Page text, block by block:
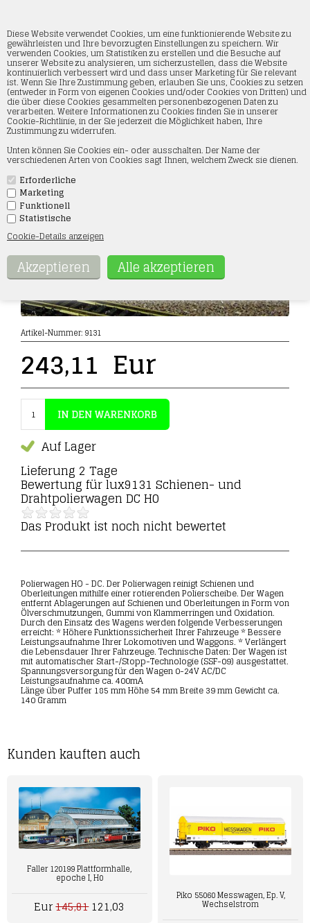
Diese Website verwendet Cookies, um eine funktionierende Website zu
gewährleisten und Ihre bevorzugten Einstellungen zu speichern. Wir
verwenden Cookies, um Statistiken zu erstellen und die Besuche auf
unserer Website zu analysieren, um sicherzustellen, dass die Website
kontinuierlich verbessert wird und dass unser Marketing für Sie relevant
ist. Wenn Sie Ihre Zustimmung geben, erlauben Sie uns, Cookies zu setzen
(entweder in Form von eigenen Cookies und/oder Cookies von Dritten) und
die über diese Cookies gesammelten personenbezogenen Daten zu
verarbeiten. Weitere Informationen zu Cookies finden Sie in unserer
Cookie-Richtlinie, in der Sie jederzeit die Möglichkeit haben, Ihre
Zustimmung zu widerrufen.
Unten können Sie Cookies ein- oder ausschalten. Der Name der
verschiedenen Arten von Cookies sagt Ihnen, welchem Zweck sie dienen.
Erforderliche
Marketing
Funktionell
Statistische
Cookie-Details anzeigen
lux9131 Schienen- und Drahtpolierwagen
DC H0
Startseite»Fahrzeuge»LUX
Artikel-Nummer: 9131
243,11 Eur
Auf Lager
Lieferung 2 Tage
Bewertung fürlux9131 Schienen- und
Drahtpolierwagen DC H0
Das Produkt ist noch nicht bewertet
Polierwagen HO - DC. Der Polierwagen reinigt Schienen und
Oberleitungen mithilfe einer rotierenden Polierscheibe. Der Wagen
entfernt Ablagerungen auf Schienen und Oberleitungen in Form von
Ölverschmutzungen, Gummi von Klammerringen und Oxidation.
Durch den Einsatz des Wagens werden folgende Verbesserungen
erreicht: * Höhere Funktionssicherheit Ihrer Fahrzeuge * Bessere
Leistungsaufnahme Ihrer Lokomotiven und Waggons. * Verlängert
die Lebensdauer Ihrer Fahrzeuge. Technische Daten: Der Wagen ist
mit automatischer Start-/Stopp-Technologie (SSF-09) ausgestattet.
Spannungsversorgung für den Wagen 0-24V AC/DC
Leistungsaufnahme ca. 400mA
Länge über Puffer 185 mm Höhe 54 mm Breite 39 mm Gewicht ca.
140 Gramm
Kunden kauften auch
Faller 120199 Plattformhalle,
epoche I, H0
Eur145,81121,03
Piko 55060 Messwagen, Ep. V,
Wechselstrom